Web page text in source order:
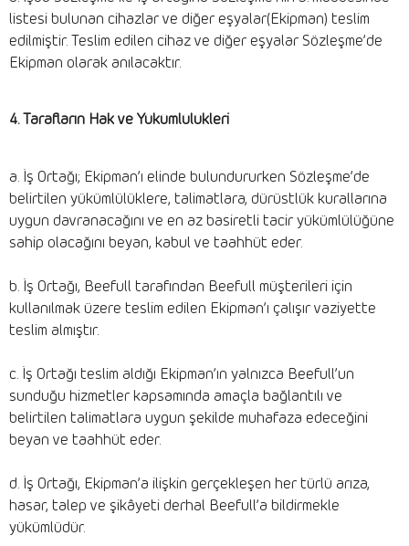
listesi bulunan cihazlar ve diğer eşyalar(Ekipman) teslim
edilmiştir. Teslim edilen cihaz ve diğer eşyalar Sözleşme’de
Ekipman olarak anılacaktır.
4. Tarafların Hak ve Yükümlülükleri
a. İş Ortağı; Ekipman’ı elinde bulundururken Sözleşme’de
belirtilen yükümlülüklere, talimatlara, dürüstlük kurallarına
uygun davranacağını ve en az basiretli tacir yükümlülüğüne
sahip olacağını beyan, kabul ve taahhüt eder.
b. İş Ortağı, Beefull tarafından Beefull müşterileri için
kullanılmak üzere teslim edilen Ekipman’ı çalışır vaziyette
teslim almıştır.
c. İş Ortağı teslim aldığı Ekipman’ın yalnızca Beefull’un
sunduğu hizmetler kapsamında amaçla bağlantılı ve
belirtilen talimatlara uygun şekilde muhafaza edeceğini
beyan ve taahhüt eder.
d. İş Ortağı, Ekipman’a ilişkin gerçekleşen her türlü arıza,
hasar, talep ve şikâyeti derhal Beefull’a bildirmekle
yükümlüdür.